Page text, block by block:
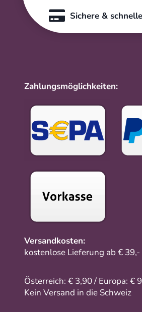
Sichere &
Zahlungsmöglichkeiten:
Versandkosten:
kostenlose Lieferung ab €
Österreich: € 3,90 / Europa: €
Kein Versand in die Schweiz